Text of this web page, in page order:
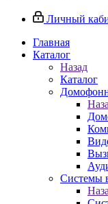
Личный
Главная
Каталог
Назад
Каталог
Системы